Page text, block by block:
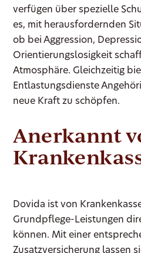
verfügen über spezielle
es, mit herausfordernden
ob bei Aggression,
Orientierungslosigkeit
Atmosphäre. Gleichzeitig
Entlastungsdienste
neue Kraft zu schöpfen.
Anerkannt
Dovida ist von
Grundpflege-Leistungen
können. Mit einer
Zusatzversicherung lassen